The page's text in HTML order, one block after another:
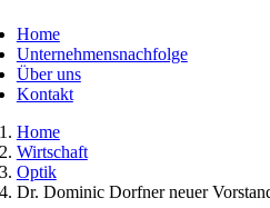
Home
Unternehmensnachfolge
Über uns
Kontakt
Home
Wirtschaft
Optik
Dr. Dominic Dorfner neuer